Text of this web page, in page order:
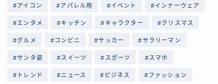
アイコン アパレル用 イベント インナーウェア
エンタメ キッチン キャラクター クリスマス
グルメ コンビニ サッカー サラリーマン
サンタ姿 スイーツ スポーツ スマホ
トレンド ニュース ビジネス ファッション